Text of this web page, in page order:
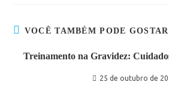
VOCÊ TAMBÉM PODE GOSTAR
Treinamento na Gravidez:
25 de outubro de